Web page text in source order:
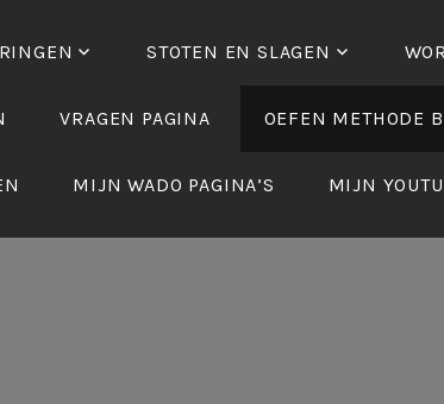
STOTEN EN SLAGEN
VRAGEN PAGINA OEFEN METHODE
MIJN WADO PAGINA’S MIJN